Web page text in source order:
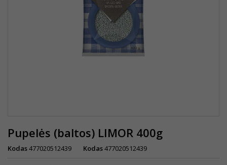
Pupelės (baltos) LIMOR 400g
Kodas477020512439 Kodas477020512439